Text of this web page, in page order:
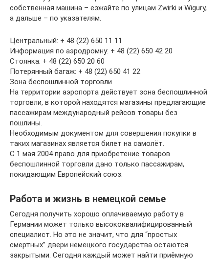
собственная машина – езжайте по улицам Zwirki и Wigury,
а дальше – по указателям.
Центральный: + 48 (22) 650 11 11
Информация по аэродромну: + 48 (22) 650 42 20
Стоянка: + 48 (22) 650 20 60
Потерянный багаж: + 48 (22) 650 41 22
Зона беспошлинной торговли
На территории аэропорта действует зона беспошлинной
торговли, в которой находятся магазины предлагающие
пассажирам международный рейсов товары без
пошлины.
Необходимым документом для совершения покупки в
таких магазинах является билет на самолёт.
С 1 мая 2004 право для приобретение товаров
беспошлинной торговли дано только пассажирам,
покидающим Европейский союз.
Работа и жизнь в немецкой семье
Сегодня получить хорошо оплачиваемую работу в
Германии может только высококвалифицированный
специалист. Но это не значит, что для “простых
смертных” двери немецкого государства остаются
закрытыми. Сегодня каждый может найти приёмную